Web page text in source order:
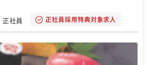
正社員 正社員採用特典対象求人